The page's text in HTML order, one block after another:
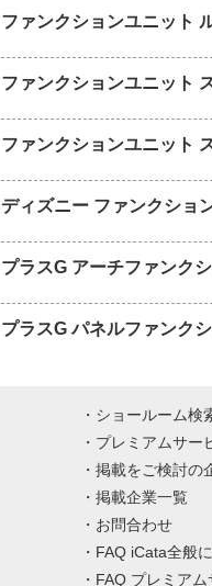
ファンクションユニット
ファンクションユニット
ファンクションユニット
ディズニー ファンクショ
プラスG アーチファンク
プラスG パネルファンク
ショールーム検
プレミアムサー
掲載をご検討の
掲載企業一覧
お問合わせ
FAQ iCata全般
FAQ プレミア